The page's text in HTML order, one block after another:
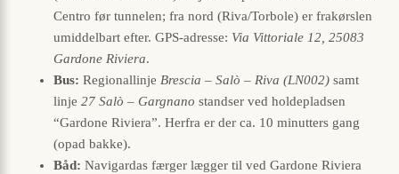
Centro før tunnelen; fra nord (Riva/Torbole) er frakørslen
umiddelbart efter. GPS-adresse: Via Vittoriale 12, 25083
Gardone Riviera.
Bus: Regionallinje Brescia – Salò – Riva (LN002) samt
linje 27 Salò – Gargnano standser ved holdepladsen
“Gardone Riviera”. Herfra er der ca. 10 minutters gang
(opad bakke).
Båd: Navigardas færger lægger til ved Gardone Riviera